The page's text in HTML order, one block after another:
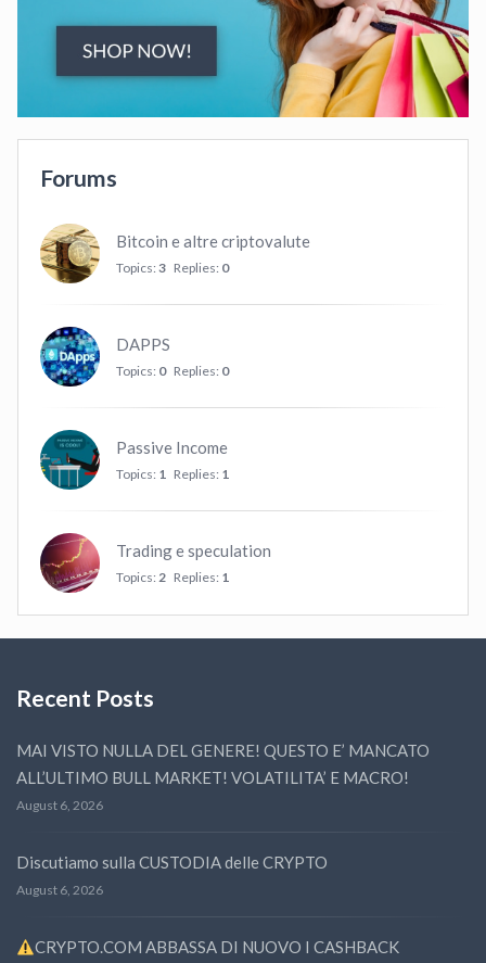
Forums
Bitcoin e altre criptovalute
Topics: 3 Replies: 0
DAPPS
Topics: 0 Replies: 0
Passive Income
Topics: 1 Replies: 1
Trading e speculation
Topics: 2 Replies: 1
Recent Posts
MAI VISTO NULLA DEL GENERE! QUESTO E’ MANCATO
ALL’ULTIMO BULL MARKET! VOLATILITA’ E MACRO!
August 6, 2026
Discutiamo sulla CUSTODIA delle CRYPTO
August 6, 2026
CRYPTO.COM ABBASSA DI NUOVO I CASHBACK